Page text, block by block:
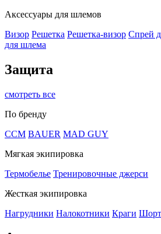
Аксессуары для шлемов
Визор Решетка Решетка-визор Спрей
для шлема
Защита
смотреть все
По бренду
CCM BAUER MAD GUY
Мягкая экипировка
Термобелье Тренировочные джерси
Жесткая экипировка
Нагрудники Налокотники Краги